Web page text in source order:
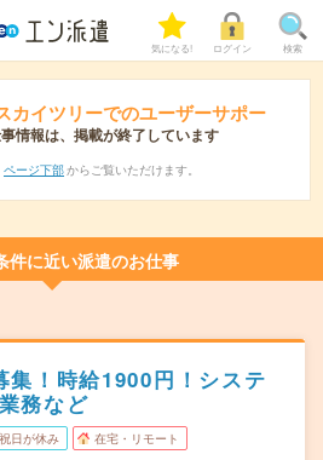
気になる! ログイン 検索
カイツリーでのユーザーサポー
情報は、掲載が終了しています
ページ下部 からご覧いただけます。
件に近い派遣のお仕事
集！時給1900円！システ
務など
日が休み 在宅・リモート